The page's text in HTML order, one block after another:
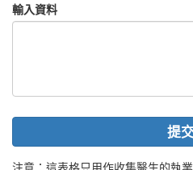
輸入資料
提